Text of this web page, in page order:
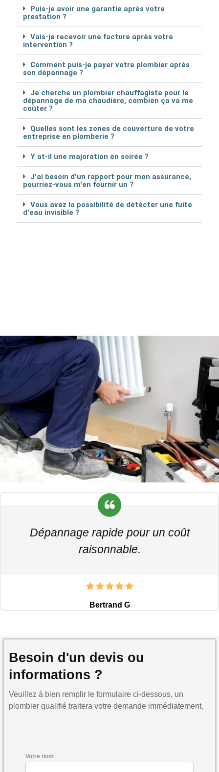
Puis-je avoir une garantie après votre
prestation ?
Vais-je recevoir une facture après votre
intervention ?
Comment puis-je payer votre plombier après
son dépannage ?
Je cherche un plombier chauffagiste pour le
dépannage de ma chaudière, combien ça va me
coûter ?
Quelles sont les zones de couverture de votre
entreprise en plomberie ?
Y at-il une majoration en soirée ?
J'ai besoin d'un rapport pour mon assurance,
pourriez-vous m'en fournir un ?
Vous avez la possibilité de détécter une fuite
d'eau invisible ?
Dépannage rapide pour un coût
raisonnable.
Bertrand G
Besoin d'un devis ou
informations ?
Veuillez à bien remplir le formulaire ci-dessous, un
plombier qualifié traitera votre demande immédiatement.
Votre nom